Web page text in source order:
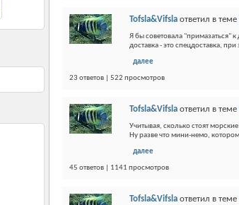
Tofsla&Vifsla ответил в теме
Я бы советовала "примазаться"
доставка - это спецдоставка,
далее
23 ответов | 522 просмотров
Tofsla&Vifsla ответил в теме
Учитывая, сколько стоят
Ну разве что мини-немо,
далее
45 ответов | 1141 просмотров
Tofsla&Vifsla ответил в теме